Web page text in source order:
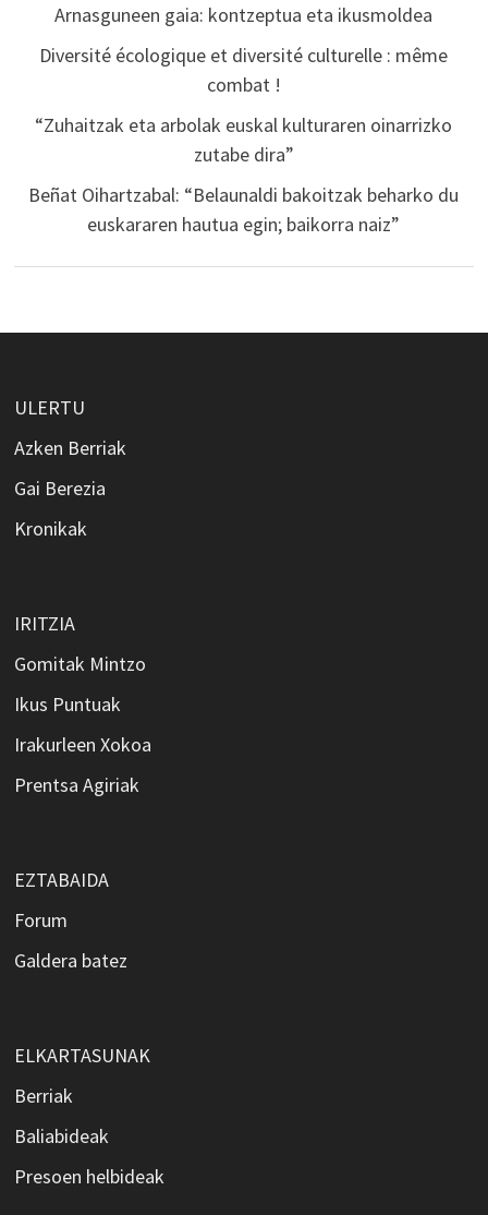
Arnasguneen gaia: kontzeptua eta ikusmoldea
Diversité écologique et diversité culturelle : même
combat !
“Zuhaitzak eta arbolak euskal kulturaren oinarrizko
zutabe dira”
Beñat Oihartzabal: “Belaunaldi bakoitzak beharko du
euskararen hautua egin; baikorra naiz”
ULERTU
Azken Berriak
Gai Berezia
Kronikak
IRITZIA
Gomitak Mintzo
Ikus Puntuak
Irakurleen Xokoa
Prentsa Agiriak
EZTABAIDA
Forum
Galdera batez
ELKARTASUNAK
Berriak
Baliabideak
Presoen helbideak